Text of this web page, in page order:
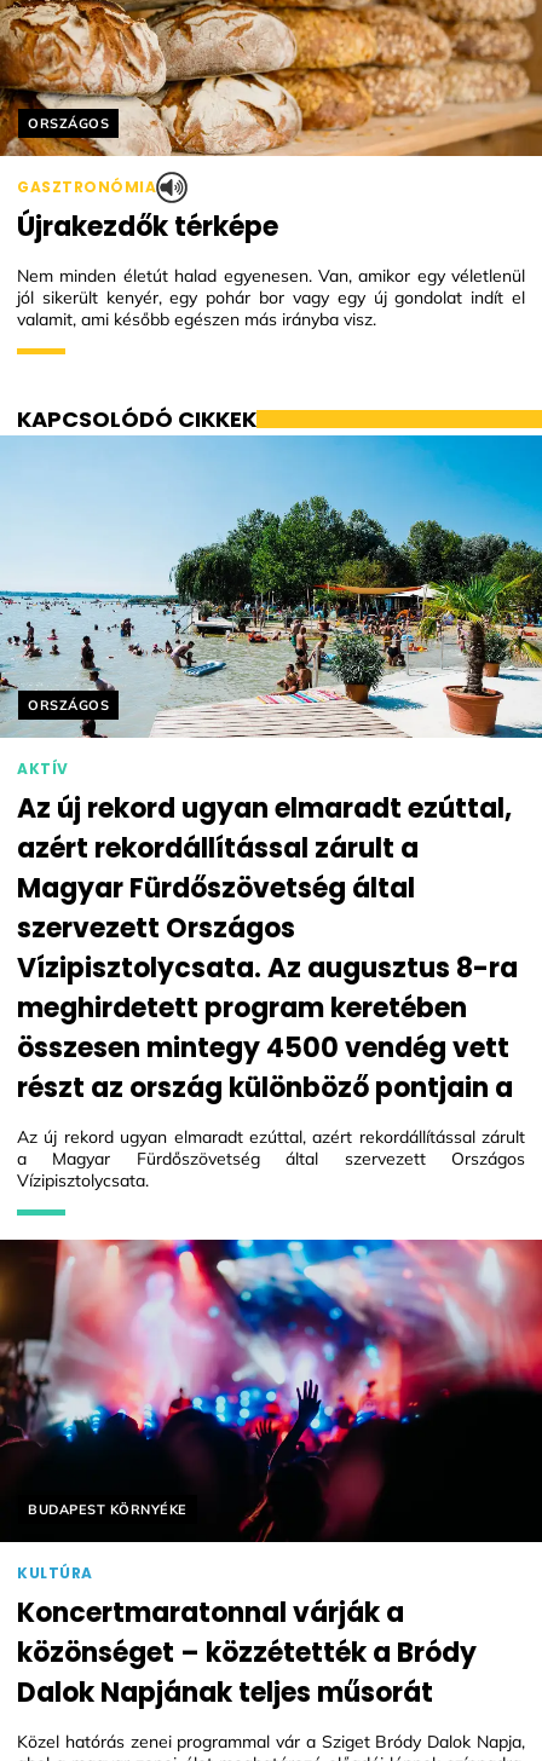
Helyszín címkék:
ORSZÁGOS
GASZTRONÓMIA
Újrakezdők térképe
Nem minden életút halad egyenesen. Van, amikor egy véletlenül
jól sikerült kenyér, egy pohár bor vagy egy új gondolat indít el
valamit, ami később egészen más irányba visz.
KAPCSOLÓDÓ CIKKEK
Helyszín címkék:
ORSZÁGOS
AKTÍV
Az új rekord ugyan elmaradt ezúttal,
azért rekordállítással zárult a
Magyar Fürdőszövetség által
szervezett Országos
Vízipisztolycsata. Az augusztus 8-ra
meghirdetett program keretében
összesen mintegy 4500 vendég vett
részt az ország különböző pontjain a
Az új rekord ugyan elmaradt ezúttal, azért rekordállítással zárult
a Magyar Fürdőszövetség által szervezett Országos
Vízipisztolycsata.
Helyszín címkék:
BUDAPEST KÖRNYÉKE
KULTÚRA
Koncertmaratonnal várják a
közönséget – közzétették a Bródy
Dalok Napjának teljes műsorát
Közel hatórás zenei programmal vár a Sziget Bródy Dalok Napja,